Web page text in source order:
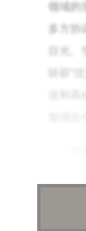
领域
多方
目光
斩获“
设和